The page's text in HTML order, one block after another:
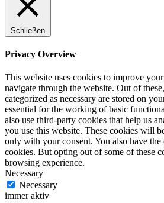
Schließen
Privacy Overview
This website uses cookies to improve
navigate through the website. Out of
categorized as necessary are stored on
essential for the working of basic
also use third-party cookies that help us
you use this website. These cookies will
only with your consent. You also have
cookies. But opting out of some of these
browsing experience.
Necessary
Necessary
immer aktiv